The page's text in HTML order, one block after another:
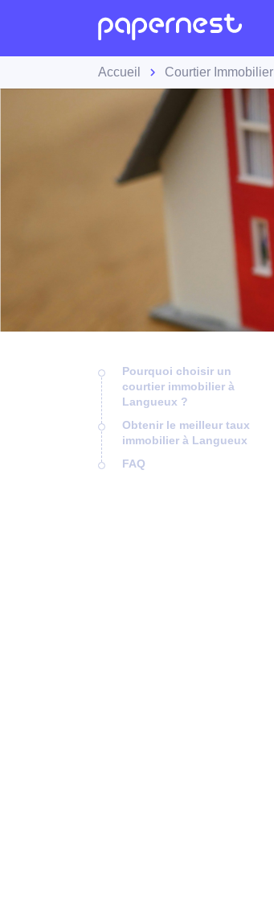
Accueil Courtier Immobilier
Pourquoi choisir un
courtier immobilier à
Langueux ?
Obtenir le meilleur taux
immobilier à Langueux
FAQ